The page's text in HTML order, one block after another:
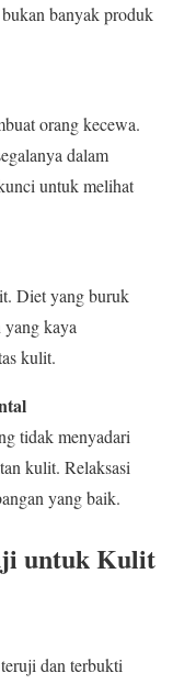
banyak produk
orang kecewa.
dalam
untuk melihat
Diet yang buruk
kaya
kulit.
tidak menyadari
kulit. Relaksasi
yang baik.
untuk Kulit
dan terbukti